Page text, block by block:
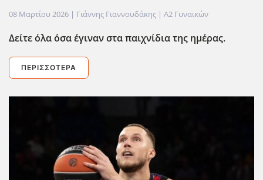
08 Μαρτίου 2026 | Γιάννης Γιαννουδάκης | Α2 Γυναικών
Δείτε όλα όσα έγιναν στα παιχνίδια της ημέρας.
ΠΕΡΙΣΣΌΤΕΡΑ